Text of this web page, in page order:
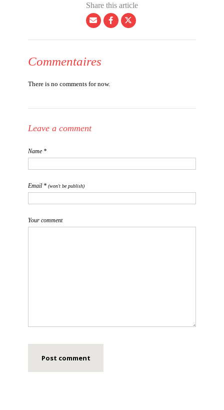
Share this article
Commentaires
There is no comments for now.
Leave a comment
Name *
Email * (won't be publish)
Your comment